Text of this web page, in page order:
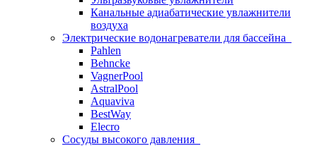
Канальные адиабатические увлажнители
воздуха
Электрические водонагреватели для бассейна
Pahlen
Behncke
VagnerPool
AstralPool
Aquaviva
BestWay
Elecro
Сосуды высокого давления